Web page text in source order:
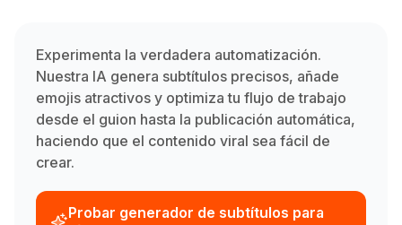
Experimenta la verdadera automatización.
Nuestra IA genera subtítulos precisos, añade
emojis atractivos y optimiza tu flujo de trabajo
desde el guion hasta la publicación automática,
haciendo que el contenido viral sea fácil de
crear.
Probar generador de subtítulos para